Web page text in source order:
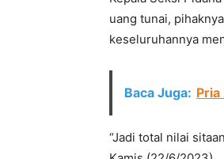
uang tunai,
keseluruhannya
Baca Juga:
“Jadi total nilai